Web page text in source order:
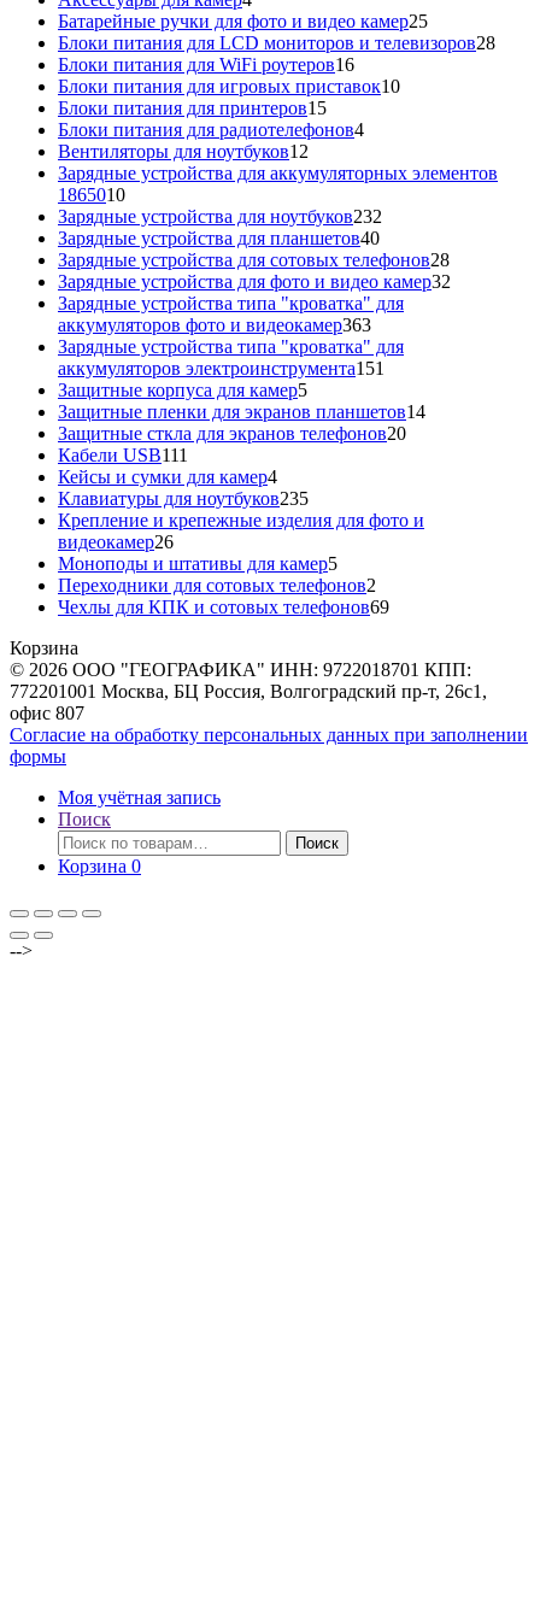
товара
Батарейные ручки для фото и видео камер2525
товаров
Блоки питания для LCD мониторов и телевизоров2828
Блоки питания для WiFi роутеров1616
товаров
Блоки питания для игровых приставок1010
Блоки питания для принтеров1515
товаров
Блоки питания для радиотелефонов44
Вентиляторы для ноутбуков12
товаров
Зарядные устройства для аккумуляторных элементов
186501010
товаров
Зарядные устройства для ноутбуков232
Зарядные устройства для планшетов4040
товаров
Зарядные устройства для сотовых телефонов2828
товаров
Зарядные устройства для фото и видео камер32
Зарядные устройства типа "кроватка" для
аккумуляторов фото и видеокамер363363
товара
Зарядные устройства типа "кроватка" для
аккумуляторов электроинструмента151
Защитные корпуса для камер55
товаров
Защитные пленки для экранов планшетов1414
Защитные сткла для экранов телефонов2020
Кабели USB111
товаров
Кейсы и сумки для камер44
товара
Клавиатуры для ноутбуков235235
товаров
Крепление и крепежные изделия для фото и
видеокамер2626
товаров
Моноподы и штативы для камер55
товаров
Переходники для сотовых телефонов2
товара
Чехлы для КПК и сотовых телефонов6969
Корзина
© 2026 ООО "ГЕОГРАФИКА" ИНН: 9722018701 КПП:
772201001 Москва, БЦ Россия, Волгоградский пр-т, 26с1,
офис 807
Согласие на обработку персональных данных при заполнении
формы
Моя учётная запись
Поиск
Искать:
Поиск
Корзина 0
-->